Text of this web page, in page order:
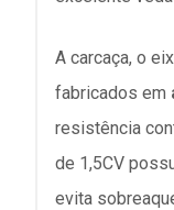
A carcaça, o
fabricados em
resistência
de 1,5CV
evita